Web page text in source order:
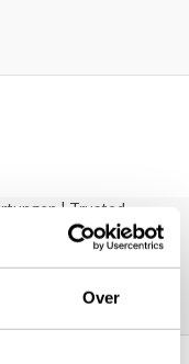
Over
| Trusted
unsere